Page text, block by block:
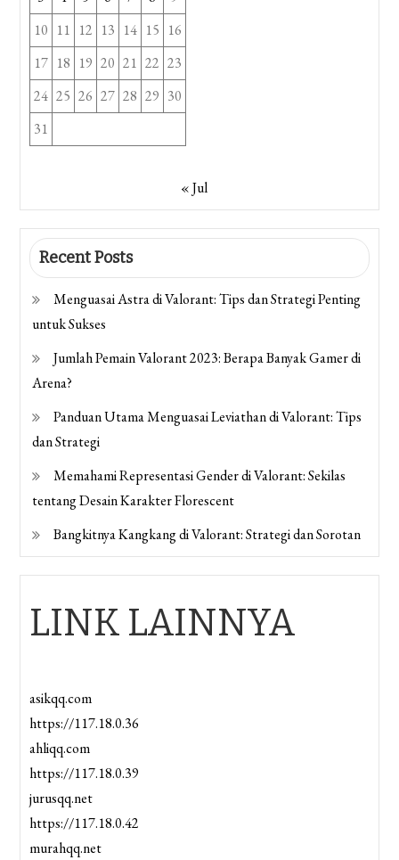
10 11 12 13 14 15 16
17 18 19 20 21 22 23
24 25 26 27 28 29 30
31
« Jul
Recent Posts
Menguasai Astra di Valorant: Tips dan Strategi Penting
untuk Sukses
Jumlah Pemain Valorant 2023: Berapa Banyak Gamer di
Arena?
Panduan Utama Menguasai Leviathan di Valorant: Tips
dan Strategi
Memahami Representasi Gender di Valorant: Sekilas
tentang Desain Karakter Florescent
Bangkitnya Kangkang di Valorant: Strategi dan Sorotan
LINK LAINNYA
asikqq.com
https://117.18.0.36
ahliqq.com
https://117.18.0.39
jurusqq.net
https://117.18.0.42
murahqq.net